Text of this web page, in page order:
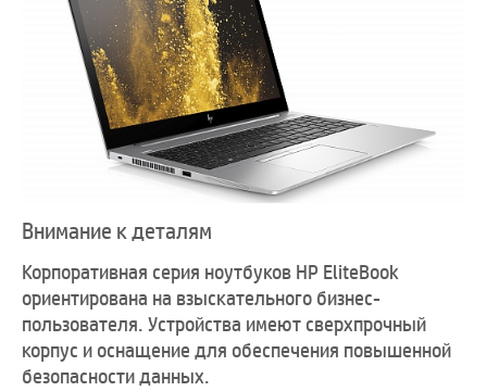
Внимание к деталям
Корпоративная серия ноутбуков HP EliteBook
ориентирована на взыскательного бизнес-
пользователя. Устройства имеют сверхпрочный
корпус и оснащение для обеспечения повышенной
безопасности данных.